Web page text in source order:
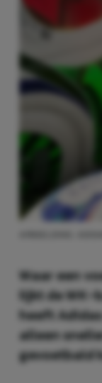
Waar een
lijkt de WK-
heeft
alleen
gevoetbald